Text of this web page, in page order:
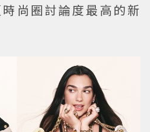
尚圈討論度最高的新